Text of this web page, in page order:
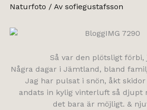
Naturfoto / Av sofiegustafsson
Så var den plötsligt förbi,
Några dagar i Jämtland, bland
Jag har pulsat i snön, åkt
andats in kylig vinterluft så djupt
det bara är möjligt. &